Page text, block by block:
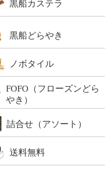
黒船カステラ
黒船どらやき
ノボタイル
FOFO（フローズンどら
やき）
詰合せ（アソート）
送料無料